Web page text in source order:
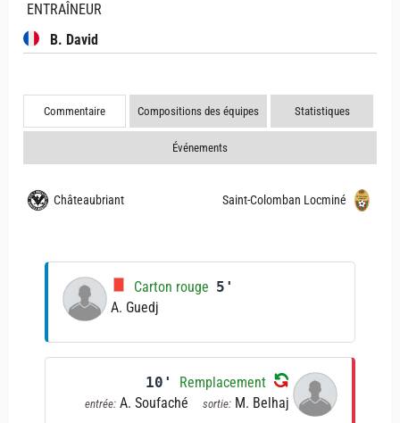
ENTRAÎNEUR
B. David
Commentaire Compositions des équipes Statistiques
Événements
Châteaubriant Saint-Colomban Locminé
Carton rouge 5'
A. Guedj
10' Remplacement
entrée: A. Soufaché sortie: M. Belhaj